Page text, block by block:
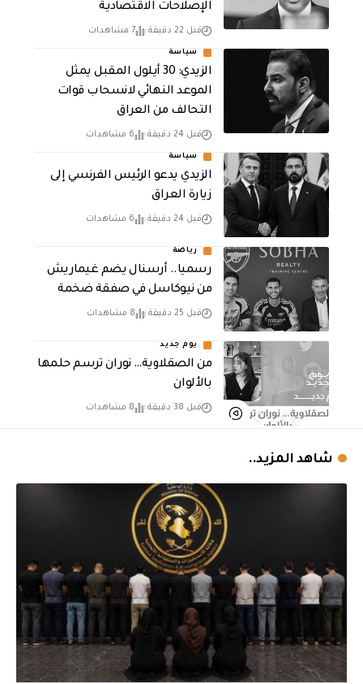
الإصلاحات الاقتصادية
قبل 22 دقيقة 7 مشاهدات
سياسة
الزيدي: 30 أيلول المقبل يمثل
الموعد النهائي لانسحاب قوات
التحالف من العراق
قبل 24 دقيقة 6 مشاهدات
سياسة
الزيدي يدعو الرئيس الفرنسي إلى
زيارة العراق
قبل 24 دقيقة 6 مشاهدات
رياضة
رسميا.. أرسنال يضم غيماريش
من نيوكاسل في صفقة ضخمة
قبل 25 دقيقة 8 مشاهدات
يوم جديد
من الصقلاوية… نوران ترسم حلمها
بالألوان
قبل 38 دقيقة 8 مشاهدات
شاهد المزيد..